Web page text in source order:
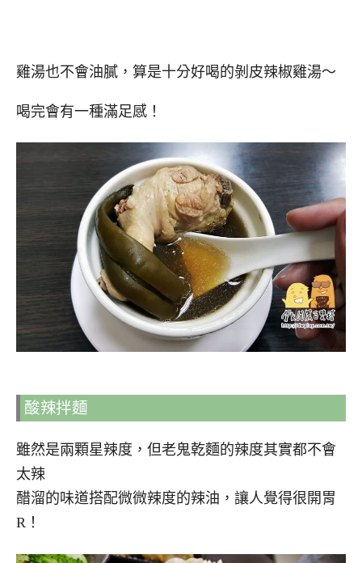
雞湯也不會油膩，算是十分好喝的剝皮辣椒雞湯～
喝完會有一種滿足感！
酸辣拌麵
雖然是兩顆星辣度，但老鬼乾麵的辣度其實都不會
太辣
醋溜的味道搭配微微辣度的辣油，讓人覺得很開胃
R！